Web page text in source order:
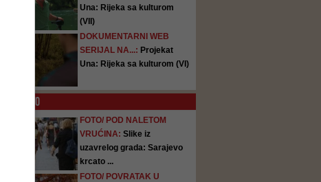
Una: Rijeka sa kulturom
(VII)
DOKUMENTARNI WEB
SERIJAL NA...: Projekat
Una: Rijeka sa kulturom (VI)
FOTO
FOTO/ POD NALETOM
VRUĆINA: Slike iz
uzavrelog grada: Sarajevo
krcato ...
FOTO/ POVRATAK U